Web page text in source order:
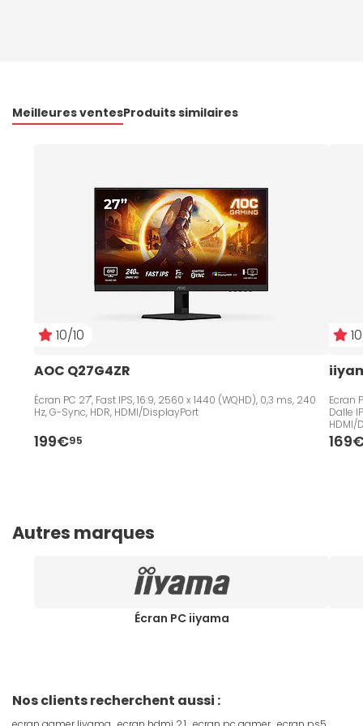
Meilleures ventesProduits similaires
10/10
AOC Q27G4ZR
Écran PC 27", Fast IPS, 16:9, 2560 x 1440 (WQHD), 0,3 ms, 240
Hz, G-Sync, HDR, HDMI/DisplayPort
199€95
Ecran
Dalle
HDMI/
Autres marques
Écran PC iiyama
Nos clients recherchent aussi :